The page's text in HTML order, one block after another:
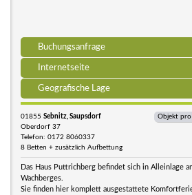
Buchungsanfrage
Internetseite
Geografische Lage
01855 Sebnitz, Saupsdorf
Oberdorf 37
Telefon: 0172 8060337
8 Betten + zusätzlich Aufbettung
Objekt pro
Das Haus Puttrichberg befindet sich in Alleinlage
Wachberges.
Sie finden hier komplett ausgestattete